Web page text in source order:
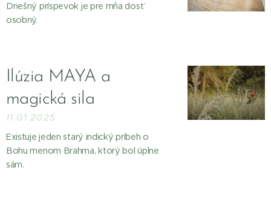
Dnešný príspevok je pre mňa dosť
osobný.
Ilúzia MAYA a
magická sila
11.01.2025
Existuje jeden starý indický príbeh o
Bohu menom Brahma, ktorý bol úplne
sám.